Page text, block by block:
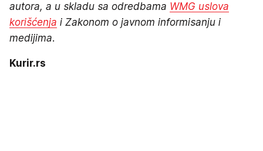
autora, a u skladu sa odredbama WMG uslova
korišćenja i Zakonom o javnom informisanju i
medijima.
Kurir.rs